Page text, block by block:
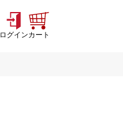
ログインカート